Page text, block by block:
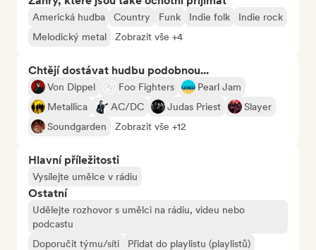
Americká hudba Country Funk Indie folk
Indie rock
Melodický metal
Zobrazit vše +4
Chtějí dostávat hudbu podobnou...
Von Dippel Foo Fighters
Pearl Jam
Metallica
AC/DC Judas Priest
Slayer
Soundgarden
Zobrazit vše +12
Hlavní příležitosti
Vysílejte umělce v rádiu
Ostatní
Udělejte rozhovor s umělci na rádiu, videu nebo
podcastu
Doporučit týmu/síti
Přidat do playlistu (playlistů)